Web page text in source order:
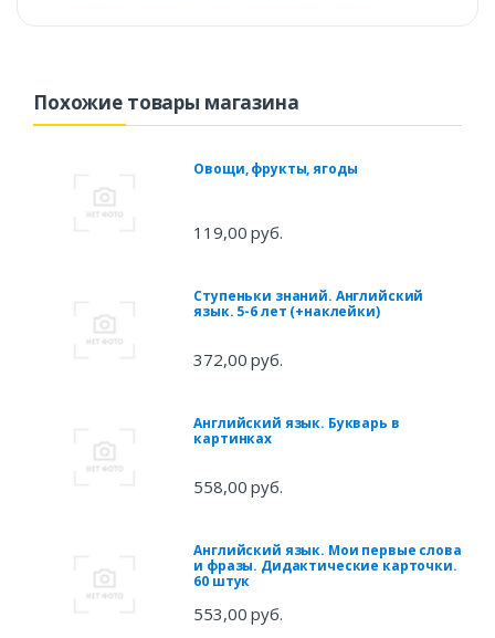
Похожие товары магазина
Овощи, фрукты, ягоды
119,00 руб.
Ступеньки знаний. Английский
язык. 5-6 лет (+наклейки)
372,00 руб.
Английский язык. Букварь в
картинках
558,00 руб.
Английский язык. Мои первые слова
и фразы. Дидактические карточки.
60 штук
553,00 руб.